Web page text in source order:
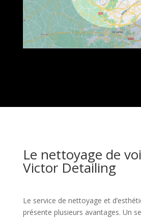
Le nettoyage de
Victor Detailing
Le service de nettoyage et
présente plusieurs avantages. Un